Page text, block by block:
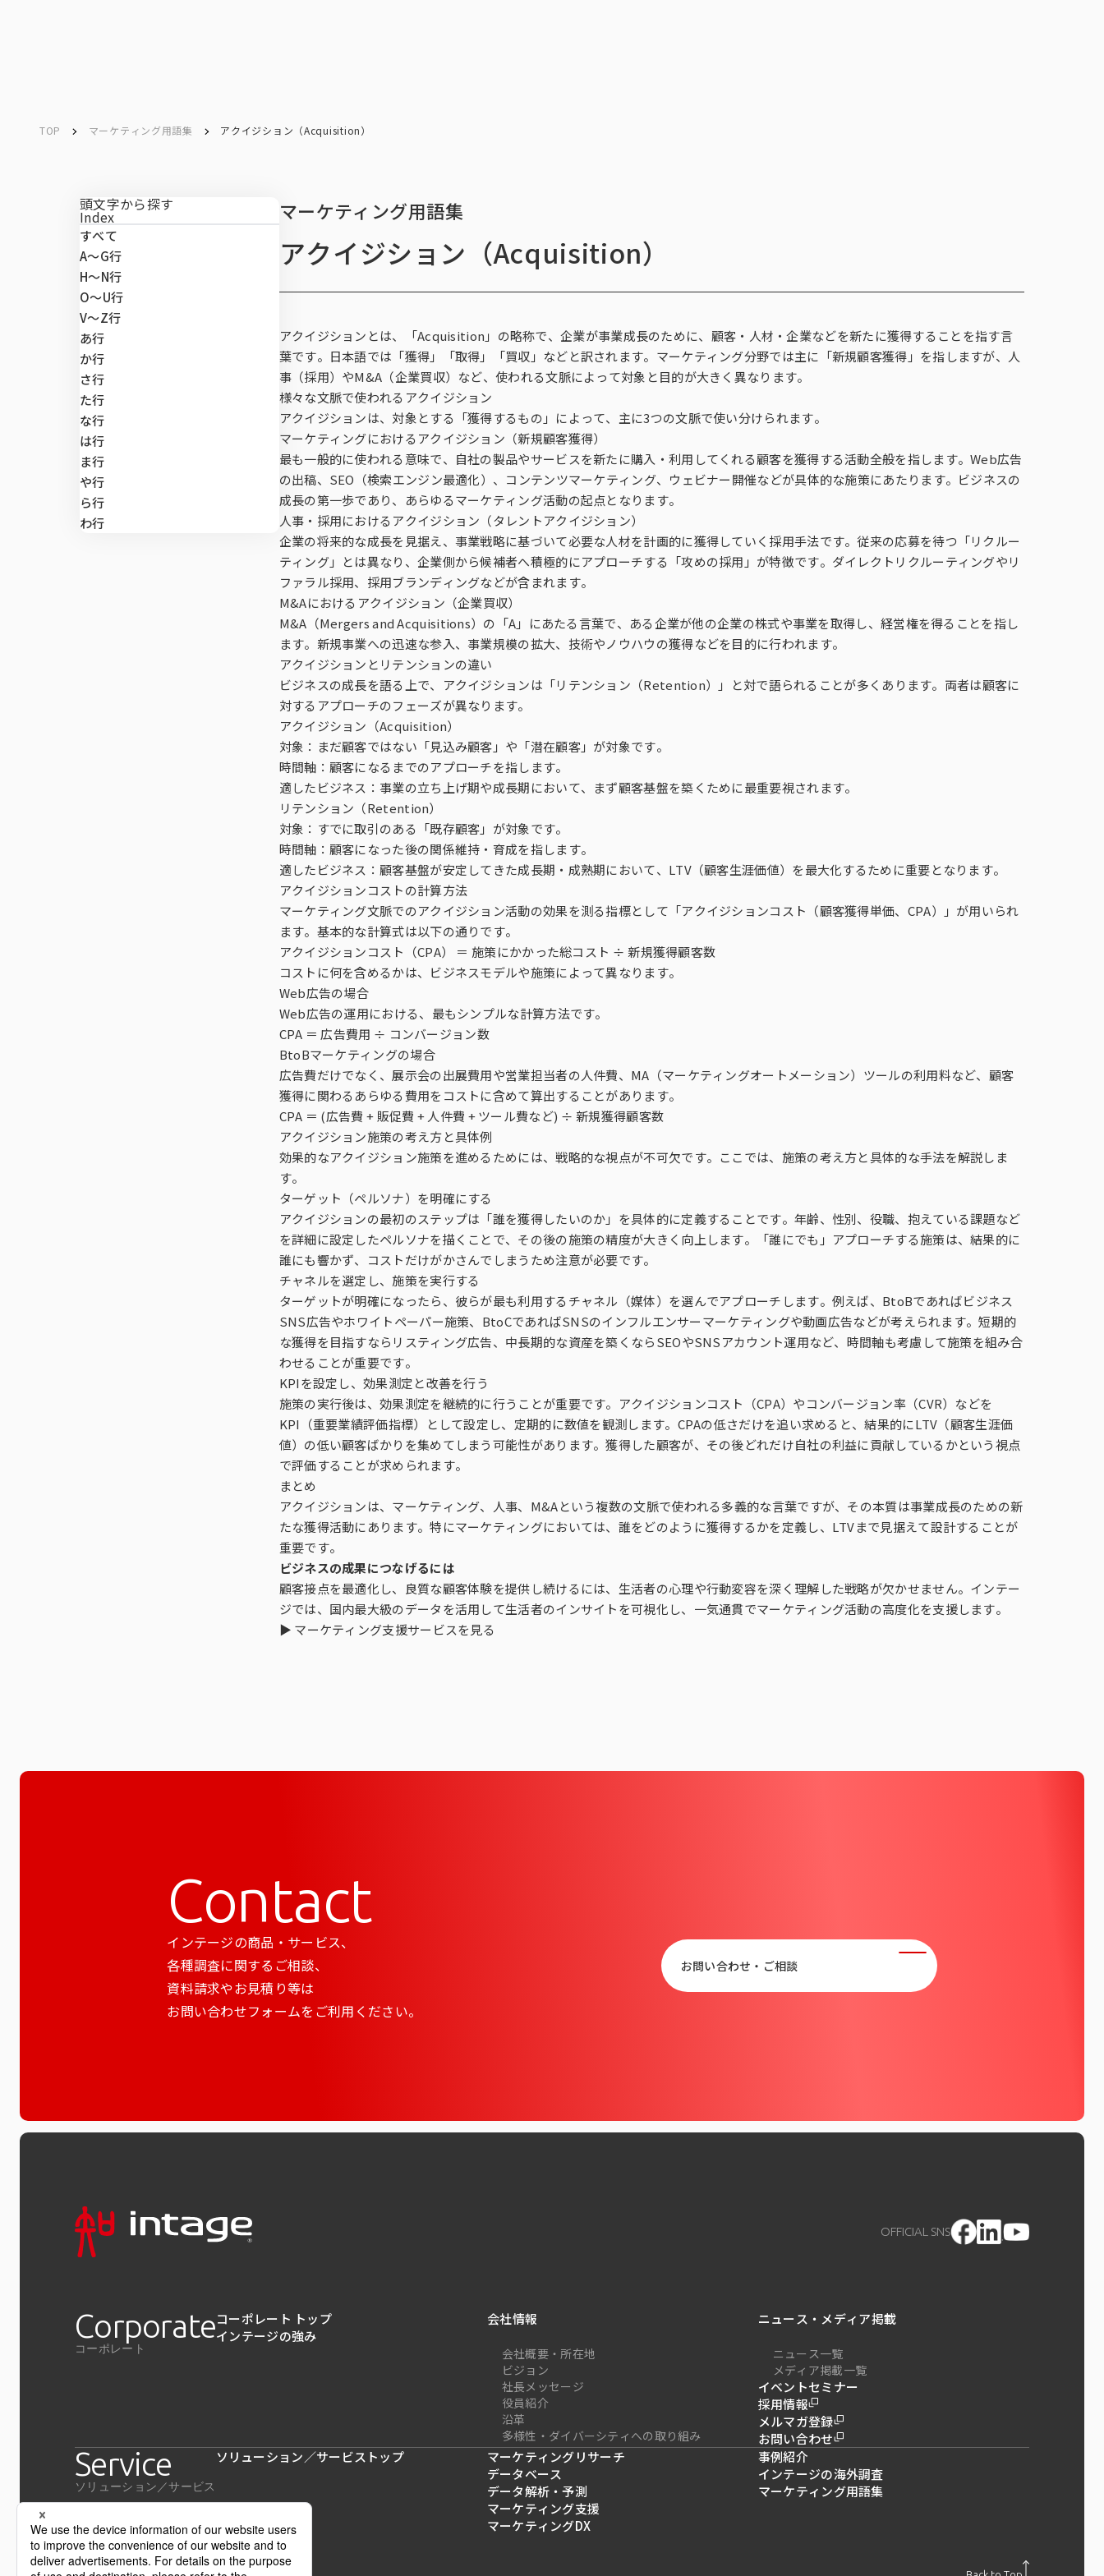
マーケティングリサーチ
データベース
データ解析・予測
マーケティング支援
マーケティングDX
課題から探す
マーケティングリサーチ一覧
ート調査）
行動観察
（FGI）
デプスインタビュー（DI） 会場調査（CLT）
郵送調査 来場者調査
Brand Impact Scope®
データベース一覧
SRI+®（全国小売店パネル調査） SCI®（全国消費者パネル調査）
パネル®）
SLI®（全国女性消費者パネル調査） Media Gauge®
位置情報サービス 海外パネル
Global Viewer 生活者360°Viewer ライフスタイルパネル
Car-kit® MAT-kit® IPファン-kit®
UGO-kit®
ITG商品マスター（商品情報データベ
全国CMマスタ
データ解析・予測一覧
マーケティング・ミックス・モデリ
ング
コーホート分析 Genometrics®（ゲノメトリクス）
マーケティング支援一覧
di-SCHOP di-PiNK® DMP 広告目標マネジメントプログラム
テレビCMログ分析 Sales Impact Scope
マーケティングDX一覧
課題から探す
施策実行に関する課題
モニタリング／フォローに関する課
題
TOP マーケティング用語集 アクイジション（Acquisition）
頭文字から探す
Index
すべて
A〜G行
H〜N行
O〜U行
V～Z行
あ行
か行
さ行
た行
な行
は行
ま行
や行
ら行
わ行
マーケティング用語集
アクイジション（Acquisition）
アクイジションとは、「Acquisition」の略称で、企業が事業成長のために、顧客・人材・企業などを新たに獲得することを指す言
葉です。日本語では「獲得」「取得」「買収」などと訳されます。マーケティング分野では主に「新規顧客獲得」を指しますが、人
事（採用）やM&A（企業買収）など、使われる文脈によって対象と目的が大きく異なります。
様々な文脈で使われるアクイジション
アクイジションは、対象とする「獲得するもの」によって、主に3つの文脈で使い分けられます。
マーケティングにおけるアクイジション（新規顧客獲得）
最も一般的に使われる意味で、自社の製品やサービスを新たに購入・利用してくれる顧客を獲得する活動全般を指します。Web広告
の出稿、SEO（検索エンジン最適化）、コンテンツマーケティング、ウェビナー開催などが具体的な施策にあたります。ビジネスの
成長の第一歩であり、あらゆるマーケティング活動の起点となります。
人事・採用におけるアクイジション（タレントアクイジション）
企業の将来的な成長を見据え、事業戦略に基づいて必要な人材を計画的に獲得していく採用手法です。従来の応募を待つ「リクルー
ティング」とは異なり、企業側から候補者へ積極的にアプローチする「攻めの採用」が特徴です。ダイレクトリクルーティングやリ
ファラル採用、採用ブランディングなどが含まれます。
M&Aにおけるアクイジション（企業買収）
M&A（Mergers and Acquisitions）の「A」にあたる言葉で、ある企業が他の企業の株式や事業を取得し、経営権を得ることを指し
ます。新規事業への迅速な参入、事業規模の拡大、技術やノウハウの獲得などを目的に行われます。
アクイジションとリテンションの違い
ビジネスの成長を語る上で、アクイジションは「リテンション（Retention）」と対で語られることが多くあります。両者は顧客に
対するアプローチのフェーズが異なります。
アクイジション（Acquisition）
対象：まだ顧客ではない「見込み顧客」や「潜在顧客」が対象です。
時間軸：顧客になるまでのアプローチを指します。
適したビジネス：事業の立ち上げ期や成長期において、まず顧客基盤を築くために最重要視されます。
リテンション（Retention）
対象：すでに取引のある「既存顧客」が対象です。
時間軸：顧客になった後の関係維持・育成を指します。
適したビジネス：顧客基盤が安定してきた成長期・成熟期において、LTV（顧客生涯価値）を最大化するために重要となります。
アクイジションコストの計算方法
マーケティング文脈でのアクイジション活動の効果を測る指標として「アクイジションコスト（顧客獲得単価、CPA）」が用いられ
ます。基本的な計算式は以下の通りです。
アクイジションコスト（CPA） ＝ 施策にかかった総コスト ÷ 新規獲得顧客数
コストに何を含めるかは、ビジネスモデルや施策によって異なります。
Web広告の場合
Web広告の運用における、最もシンプルな計算方法です。
CPA ＝ 広告費用 ÷ コンバージョン数
BtoBマーケティングの場合
広告費だけでなく、展示会の出展費用や営業担当者の人件費、MA（マーケティングオートメーション）ツールの利用料など、顧客
獲得に関わるあらゆる費用をコストに含めて算出することがあります。
CPA ＝ (広告費 + 販促費 + 人件費 + ツール費など) ÷ 新規獲得顧客数
アクイジション施策の考え方と具体例
効果的なアクイジション施策を進めるためには、戦略的な視点が不可欠です。ここでは、施策の考え方と具体的な手法を解説しま
す。
ターゲット（ペルソナ）を明確にする
アクイジションの最初のステップは「誰を獲得したいのか」を具体的に定義することです。年齢、性別、役職、抱えている課題など
を詳細に設定したペルソナを描くことで、その後の施策の精度が大きく向上します。「誰にでも」アプローチする施策は、結果的に
誰にも響かず、コストだけがかさんでしまうため注意が必要です。
チャネルを選定し、施策を実行する
ターゲットが明確になったら、彼らが最も利用するチャネル（媒体）を選んでアプローチします。例えば、BtoBであればビジネス
SNS広告やホワイトペーパー施策、BtoCであればSNSのインフルエンサーマーケティングや動画広告などが考えられます。短期的
な獲得を目指すならリスティング広告、中長期的な資産を築くならSEOやSNSアカウント運用など、時間軸も考慮して施策を組み合
わせることが重要です。
KPIを設定し、効果測定と改善を行う
施策の実行後は、効果測定を継続的に行うことが重要です。アクイジションコスト（CPA）やコンバージョン率（CVR）などを
KPI（重要業績評価指標）として設定し、定期的に数値を観測します。CPAの低さだけを追い求めると、結果的にLTV（顧客生涯価
値）の低い顧客ばかりを集めてしまう可能性があります。獲得した顧客が、その後どれだけ自社の利益に貢献しているかという視点
で評価することが求められます。
まとめ
アクイジションは、マーケティング、人事、M&Aという複数の文脈で使われる多義的な言葉ですが、その本質は事業成長のための新
たな獲得活動にあります。特にマーケティングにおいては、誰をどのように獲得するかを定義し、LTVまで見据えて設計することが
重要です。
ビジネスの成果につなげるには
顧客接点を最適化し、良質な顧客体験を提供し続けるには、生活者の心理や行動変容を深く理解した戦略が欠かせません。インテー
ジでは、国内最大級のデータを活用して生活者のインサイトを可視化し、一気通貫でマーケティング活動の高度化を支援します。
▶ マーケティング支援サービスを見る
Contact
インテージの商品・サービス、
各種調査に関するご相談、
資料請求やお見積り等は
お問い合わせフォームをご利用ください。
お問い合わせ・ご相談
OFFICIAL SNS
Corporate
コーポレート
コーポレート トップ
インテージの強み
会社情報
会社概要・所在地
ビジョン
社長メッセージ
役員紹介
沿革
多様性・ダイバーシティへの取り組み
ニュース・メディア掲載
ニュース一覧
メディア掲載一覧
イベントセミナー
採用情報
メルマガ登録
お問い合わせ
Service
ソリューション／サービス
ソリューション／サービストップ
マーケティングリサーチ
データベース
データ解析・予測
マーケティング支援
マーケティングDX
事例紹介
インテージの海外調査
マーケティング用語集